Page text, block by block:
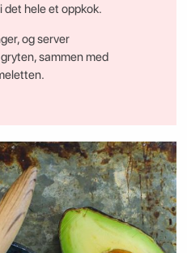
det hele et oppkok.
og server
sammen med